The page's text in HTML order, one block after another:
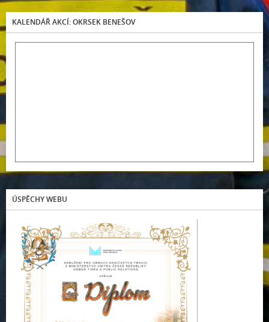
KALENDÁŘ AKCÍ: OKRSEK BENEŠOV
ÚSPĚCHY WEBU